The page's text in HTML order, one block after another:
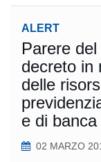
ALERT
Parere
decreto in
delle
e di
02 MARZO